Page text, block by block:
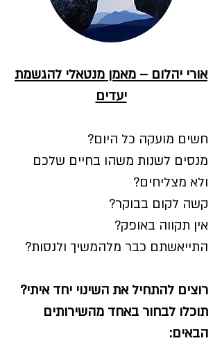
אורי יהלום – מאמן מנטאלי להגשמת
יעדים
חשים מועקה כל היום?
מנסים לשנות משהו בחיים שלכם
ולא מצליחים?
קשה לקום בבוקר?
אין תקווה באופק?
התייאשתם כבר מלהמשיך ולנסות?
רוצים להתחיל את השינוי יחד איתי?
תוכלו לבחור באחד מהשירותים
הבאים: